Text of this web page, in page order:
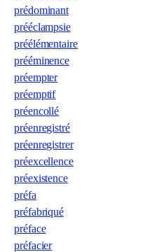
prédominant
prééclampsie
préélémentaire
prééminence
préempter
préemptif
préencollé
préenregistré
préenregistrer
préexcellence
préexistence
préfa
préfabriqué
préface
préfacier